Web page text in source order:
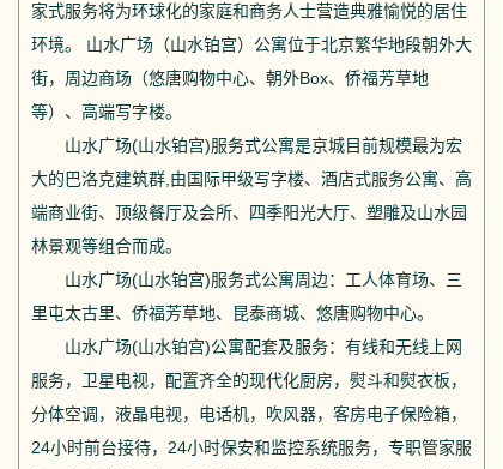
家式服务将为环球化的家庭和商务人士营造典雅愉悦的居住
环境。 山水广场（山水铂宫）公寓位于北京繁华地段朝外大
街，周边商场（悠唐购物中心、朝外Box、侨福芳草地
等）、高端写字楼。
山水广场(山水铂宫)服务式公寓是京城目前规模最为宏
大的巴洛克建筑群,由国际甲级写字楼、酒店式服务公寓、高
端商业街、顶级餐厅及会所、四季阳光大厅、塑雕及山水园
林景观等组合而成。
山水广场(山水铂宫)服务式公寓周边：工人体育场、三
里屯太古里、侨福芳草地、昆泰商城、悠唐购物中心。
山水广场(山水铂宫)公寓配套及服务：有线和无线上网
服务，卫星电视，配置齐全的现代化厨房，熨斗和熨衣板，
分体空调，液晶电视，电话机，吹风器，客房电子保险箱，
24小时前台接待，24小时保安和监控系统服务，专职管家服